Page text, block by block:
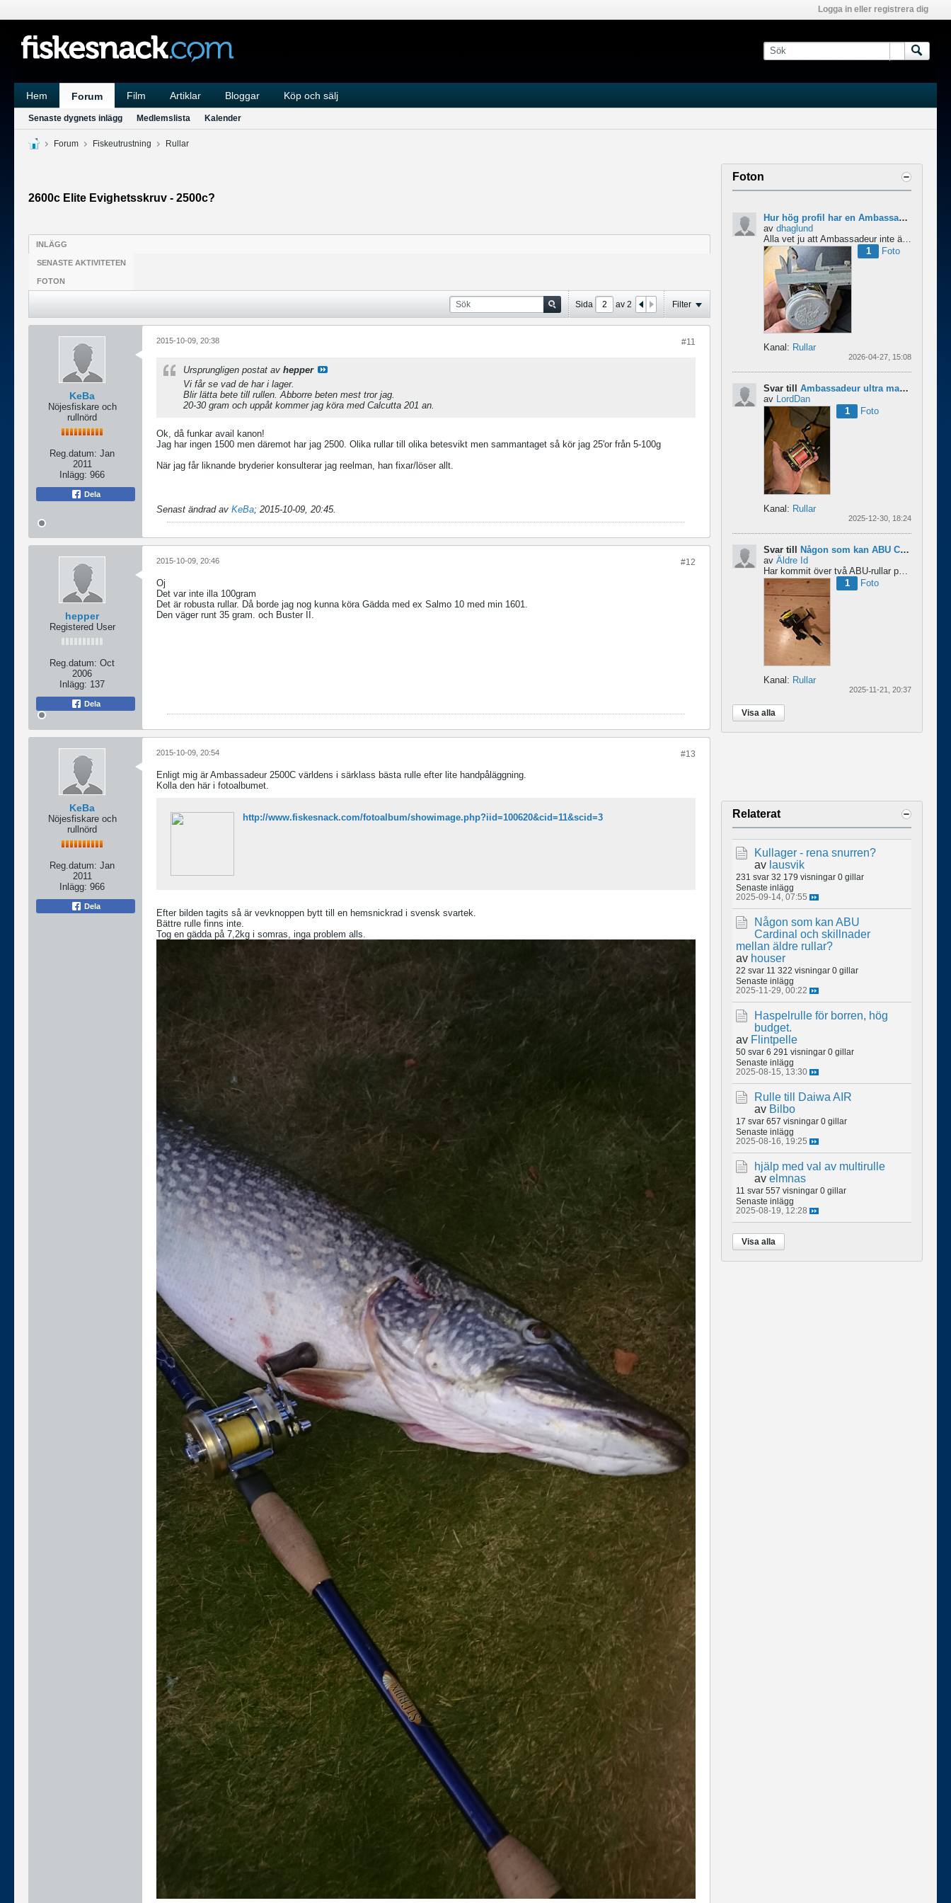
Logga in eller registrera dig
Hem Forum Film Artiklar Bloggar Köp och sälj
Senaste dygnets inlägg Medlemslista Kalender
Forum Fiskeutrustning Rullar
2600c Elite Evighetsskruv - 2500c?
INLÄGG
SENASTE AKTIVITETEN
FOTON
Sida av 2 Filter
KeBa
Nöjesfiskare och
rullnörd
Reg.datum: Jan
2011
Inlägg: 966
Dela
#11
2015-10-09, 20:38
Ursprungligen postat av hepper
Vi får se vad de har i lager.
Blir lätta bete till rullen. Abborre beten mest tror jag.
20-30 gram och uppåt kommer jag köra med Calcutta 201 an.
Ok, då funkar avail kanon!
Jag har ingen 1500 men däremot har jag 2500. Olika rullar till olika betesvikt men sammantaget så kör jag 25'or från 5-100g
När jag får liknande bryderier konsulterar jag reelman, han fixar/löser allt.
Senast ändrad av KeBa; 2015-10-09, 20:45.
hepper
Registered User
Reg.datum: Oct
2006
Inlägg: 137
Dela
#12
2015-10-09, 20:46
Oj
Det var inte illa 100gram
Det är robusta rullar. Då borde jag nog kunna köra Gädda med ex Salmo 10 med min 1601.
Den väger runt 35 gram. och Buster II.
KeBa
Nöjesfiskare och
rullnörd
Reg.datum: Jan
2011
Inlägg: 966
Dela
#13
2015-10-09, 20:54
Enligt mig är Ambassadeur 2500C världens i särklass bästa rulle efter lite handpåläggning.
Kolla den här i fotoalbumet.
http://www.fiskesnack.com/fotoalbum/showimage.php?iid=100620&cid=11&scid=3
Efter bilden tagits så är vevknoppen bytt till en hemsnickrad i svensk svartek.
Bättre rulle finns inte.
Tog en gädda på 7,2kg i somras, inga problem alls.
Foton
Hur hög profil har en Ambassadeur?
av dhaglund
Alla vet ju att Ambassadeur inte är en lågprofilrulle, det är tydligt. Men hur hög profil har de egentligen?...
1
Foto
Kanal: Rullar
2026-04-27, 15:08
Svar till Ambassadeur ultra mag xl 3
av
LordDan
1
Foto
Kanal: Rullar
2025-12-30, 18:24
Svar till Någon som kan ABU Cardinal och skillnader mellan äldre rullar?
av Äldre Id
1
Foto
Kanal: Rullar
2025-11-21, 20:37
Visa alla
Relaterat
Kullager - rena snurren?
av lausvik
231 svar 32 179 visningar 0 gillar
Senaste inlägg
2025-09-14, 07:55
Någon som kan ABU
Cardinal och skillnader
mellan äldre rullar?
av houser
22 svar 11 322 visningar 0 gillar
Senaste inlägg
2025-11-29, 00:22
Haspelrulle för borren, hög
budget.
av Flintpelle
50 svar 6 291 visningar 0 gillar
Senaste inlägg
2025-08-15, 13:30
Rulle till Daiwa AIR
av Bilbo
17 svar 657 visningar 0 gillar
Senaste inlägg
2025-08-16, 19:25
hjälp med val av multirulle
av elmnas
11 svar 557 visningar 0 gillar
Senaste inlägg
2025-08-19, 12:28
Visa alla